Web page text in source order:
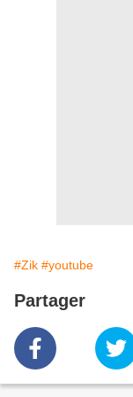
#Zik #youtube
Partager